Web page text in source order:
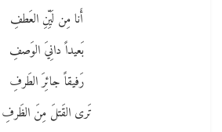
أَنا مِن لَيِّنِ العَطفِ
بَعيداً دانِيَ الوَصفِ
رَفيقاً جائِرَ الطَرفِ
تَرى القَتلَ مِنَ الظَرفِ